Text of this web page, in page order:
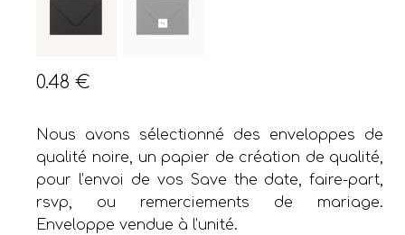
0.48€
Nous avons sélectionné des enveloppes de
qualité noire, un papier de création de qualité,
pour l’envoi de vos Save the date, faire-part,
rsvp, ou remerciements de mariage.
Enveloppe vendue à l’unité.